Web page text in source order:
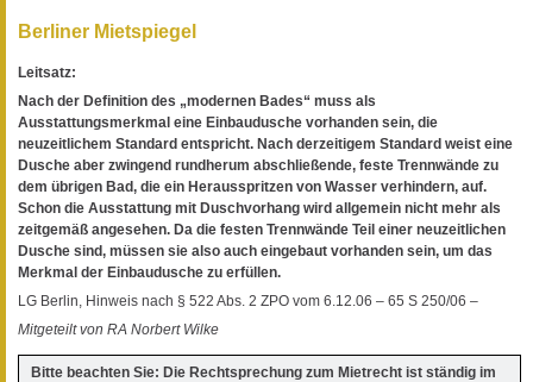
Berliner Mietspiegel
Leitsatz:
Nach der Definition des „modernen Bades“ muss als
Ausstattungsmerkmal eine Einbaudusche vorhanden sein, die
neuzeitlichem Standard entspricht. Nach derzeitigem Standard weist eine
Dusche aber zwingend rundherum abschließende, feste Trennwände zu
dem übrigen Bad, die ein Herausspritzen von Wasser verhindern, auf.
Schon die Ausstattung mit Duschvorhang wird allgemein nicht mehr als
zeitgemäß angesehen. Da die festen Trennwände Teil einer neuzeitlichen
Dusche sind, müssen sie also auch eingebaut vorhanden sein, um das
Merkmal der Einbaudusche zu erfüllen.
LG Berlin, Hinweis nach § 522 Abs. 2 ZPO vom 6.12.06 – 65 S 250/06 –
Mitgeteilt von RA Norbert Wilke
Bitte beachten Sie: Die Rechtsprechung zum Mietrecht ist ständig im